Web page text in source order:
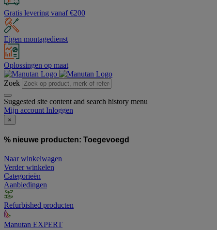
Gratis levering vanaf €200
Eigen montagedienst
Oplossingen op maat
Zoek
Suggested site content and search history menu
Mijn account Inloggen
×
% nieuwe producten: Toegevoegd
Naar winkelwagen
Verder winkelen
Categorieën
Aanbiedingen
Refurbished producten
Manutan EXPERT